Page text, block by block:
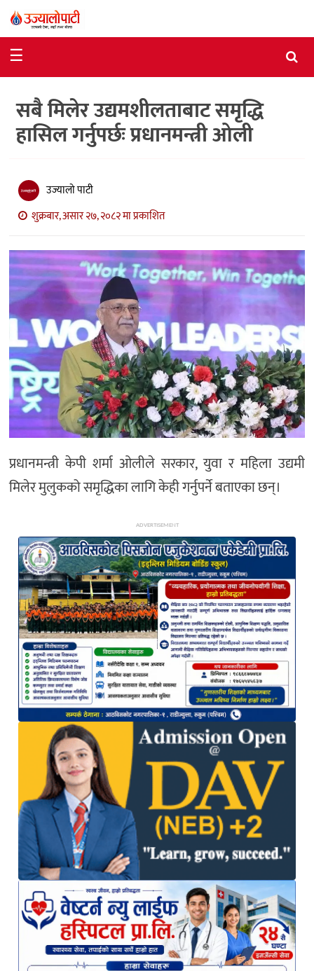
राजनीति
विशेष
आर्थिक
अन्तर्वार्ता
मनोरञ्जन
विज्ञान
प्रविधि
खेलकुद
अन्य
☰
सबै मिलेर उद्यमशीलताबाट समृद्धि
हासिल गर्नुपर्छः प्रधानमन्त्री ओली
उज्यालो पाटी
शुक्रबार, असार २७, २०८२ मा प्रकाशित
प्रधानमन्त्री केपी शर्मा ओलीले सरकार, युवा र महिला उद्यमी
मिलेर मुलुकको समृद्धिका लागि केही गर्नुपर्ने बताएका छन्।
ADVERTISEMENT